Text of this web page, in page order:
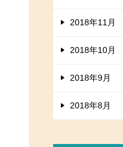
2018年11月
2018年10月
2018年9月
2018年8月